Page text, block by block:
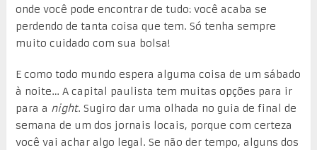
onde você pode encontrar de tudo: você acaba se
perdendo de tanta coisa que tem. Só tenha sempre
muito cuidado com sua bolsa!
E como todo mundo espera alguma coisa de um sábado
à noite… A capital paulista tem muitas opções para ir
para a night. Sugiro dar uma olhada no guia de final de
semana de um dos jornais locais, porque com certeza
você vai achar algo legal. Se não der tempo, alguns dos